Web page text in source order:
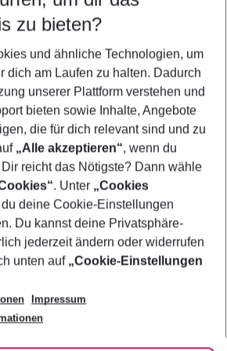
5-8 Nächte
Kinder
Filter anzeigen
ändern
zu bieten?
und ähnliche Technologien, um
dich am Laufen zu halten. Dadurch
unserer Plattform verstehen und
bieten sowie Inhalte, Angebote
die für dich relevant sind und zu
„Alle akzeptieren“, wenn du
reicht das Nötigste? Dann wähle
. Unter „Cookies
deine Cookie-Einstellungen
Du kannst deine Privatsphäre-
jederzeit ändern oder widerrufen
unten auf „Cookie-Einstellungen
Impressum